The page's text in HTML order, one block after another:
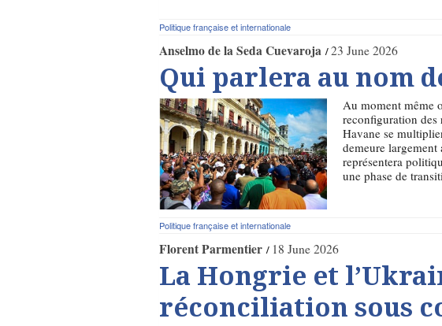
Politique française et internationale
Anselmo de la Seda Cuevaroja 23 June 2026
Qui parlera au nom
Au moment même
reconfiguration des
Havane se
demeure
représentera
une phase de
Politique française et internationale
Florent Parmentier 18 June 2026
La Hongrie et
réconciliation sous